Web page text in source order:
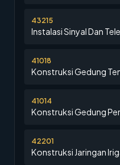
43215
Instalasi Sinyal Dan
41018
Konstruksi Gedung
41014
Konstruksi Gedung
42201
Konstruksi Jaringan